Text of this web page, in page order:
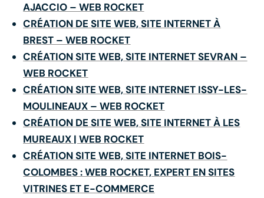
AJACCIO – WEB ROCKET
CRÉATION DE SITE WEB, SITE INTERNET À
BREST – WEB ROCKET
CRÉATION SITE WEB, SITE INTERNET SEVRAN –
WEB ROCKET
CRÉATION SITE WEB, SITE INTERNET ISSY-LES-
MOULINEAUX – WEB ROCKET
CRÉATION DE SITE WEB, SITE INTERNET À LES
MUREAUX | WEB ROCKET
CRÉATION SITE WEB, SITE INTERNET BOIS-
COLOMBES : WEB ROCKET, EXPERT EN SITES
VITRINES ET E-COMMERCE